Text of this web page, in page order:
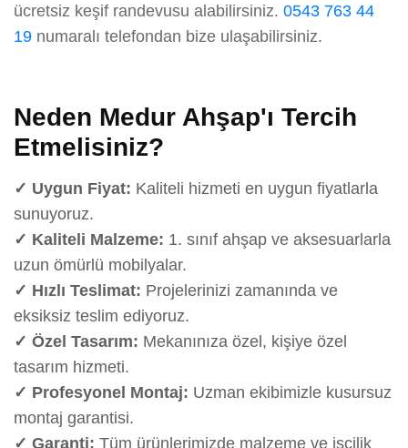
ücretsiz keşif randevusu alabilirsiniz. 0543 763 44
19 numaralı telefondan bize ulaşabilirsiniz.
Neden Medur Ahşap'ı Tercih
Etmelisiniz?
✓ Uygun Fiyat: Kaliteli hizmeti en uygun fiyatlarla
sunuyoruz.
✓ Kaliteli Malzeme: 1. sınıf ahşap ve aksesuarlarla
uzun ömürlü mobilyalar.
✓ Hızlı Teslimat: Projelerinizi zamanında ve
eksiksiz teslim ediyoruz.
✓ Özel Tasarım: Mekanınıza özel, kişiye özel
tasarım hizmeti.
✓ Profesyonel Montaj: Uzman ekibimizle kusursuz
montaj garantisi.
✓ Garanti: Tüm ürünlerimizde malzeme ve işçilik